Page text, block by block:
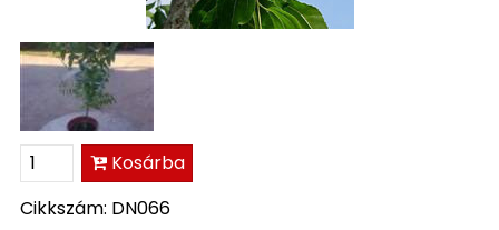
Kosárba
Cikkszám: DN066